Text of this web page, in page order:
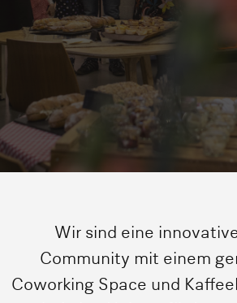
Wir sind eine
Community mit einem
Coworking Space und